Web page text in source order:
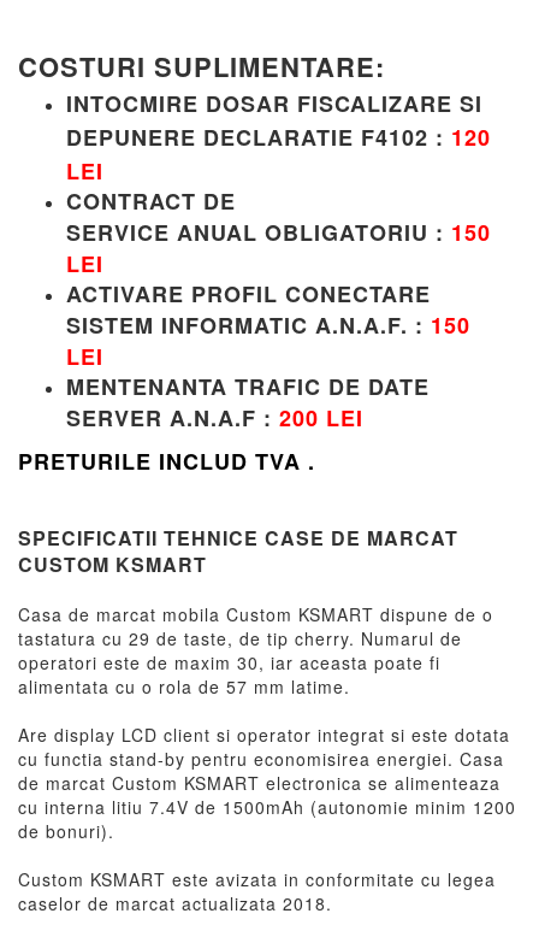
COSTURI SUPLIMENTARE:
INTOCMIRE DOSAR FISCALIZARE SI
DEPUNERE DECLARATIE F4102 : 120
LEI
CONTRACT DE
SERVICE ANUAL OBLIGATORIU : 150
LEI
ACTIVARE PROFIL CONECTARE
SISTEM INFORMATIC A.N.A.F. : 150
LEI
MENTENANTA TRAFIC DE DATE
SERVER A.N.A.F : 200 LEI
PRETURILE INCLUD TVA .
SPECIFICATII TEHNICE CASE DE MARCAT
CUSTOM KSMART
Casa de marcat mobila Custom KSMART dispune de o
tastatura cu 29 de taste, de tip cherry. Numarul de
operatori este de maxim 30, iar aceasta poate fi
alimentata cu o rola de 57 mm latime.
Are display LCD client si operator integrat si este dotata
cu functia stand-by pentru economisirea energiei. Casa
de marcat Custom KSMART electronica se alimenteaza
cu interna litiu 7.4V de 1500mAh (autonomie minim 1200
de bonuri).
Custom KSMART este avizata in conformitate cu legea
caselor de marcat actualizata 2018.